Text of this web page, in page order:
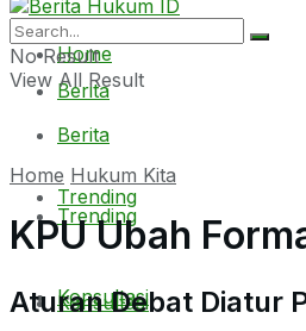
Berita
Trending
Konsultasi
Home
Berita
Trending
Konsultasi
No Result
View All Result
Home Hukum Kita
KPU Ubah
Aturan Debat Diatur